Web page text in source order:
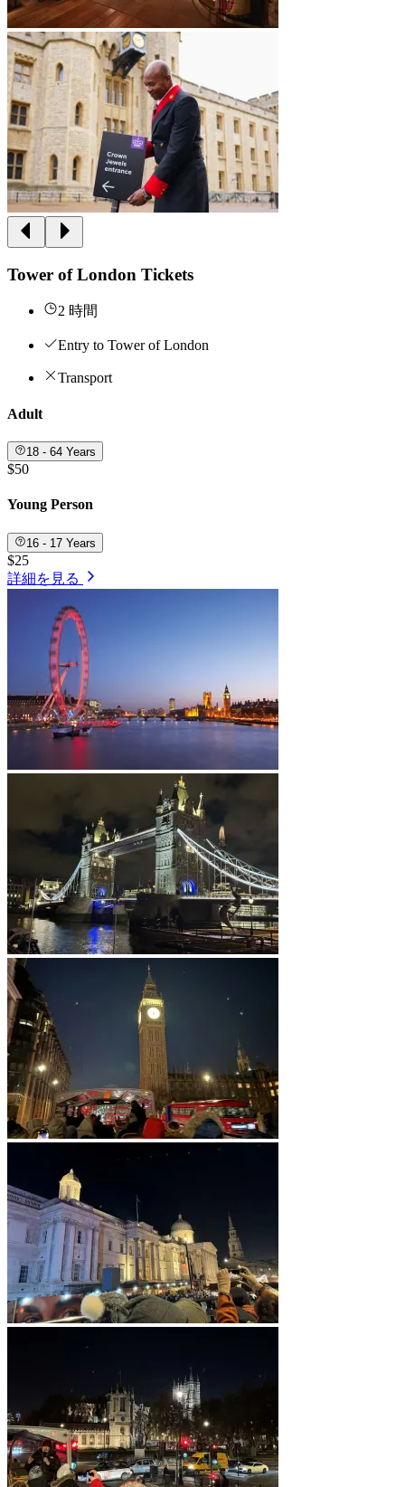
Tower of London Tickets
2 時間
Entry to Tower of London
Transport
Adult
18 - 64 Years
$50
Young Person
16 - 17 Years
$25
詳細を見る